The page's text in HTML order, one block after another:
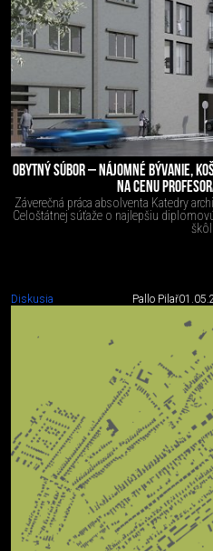
OBYTNÝ SÚBOR – NÁJOMNÉ BÝVANIE,
NA CENU
Záverečná práca absolventa Katedry
Celoštátnej súťaže o najlepšiu
škôl.
Diskusia Pallo Pilař